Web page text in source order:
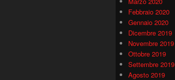
Febbraio 2020
Gennaio 2020
Dicembre 2019
Novembre 2019
Ottobre 2019
Settembre 2019
Agosto 2019